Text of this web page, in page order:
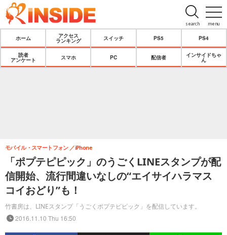
menu
search
ホーム
アクセス
ランキング
スイッチ PS5 PS4
読者
アンケート
スマホ PC 配信者
インサイドちゃ
ん
「ポプテピピック」のうごくLINEスタンプが配
信開始、流行間違いなしの“エイサイハラマス
コイおどり”も！
竹書房は、LINEスタンプ「うごくポプテピピック」を配信しています。
モバイル・スマートフォン iPhone
2016.11.10 Thu 16:50